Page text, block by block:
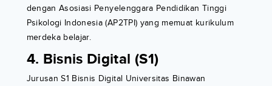
dengan Asosiasi Penyelenggara Pendidikan Tinggi
Psikologi Indonesia (AP2TPI) yang memuat kurikulum
merdeka belajar.
4. Bisnis Digital (S1)
Jurusan S1 Bisnis Digital Universitas Binawan